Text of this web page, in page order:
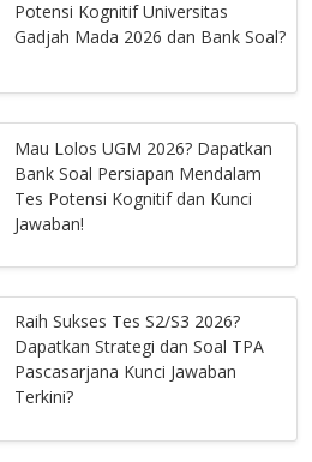
Potensi Kognitif Universitas
Gadjah Mada 2026 dan Bank Soal?
Mau Lolos UGM 2026? Dapatkan
Bank Soal Persiapan Mendalam
Tes Potensi Kognitif dan Kunci
Jawaban!
Raih Sukses Tes S2/S3 2026?
Dapatkan Strategi dan Soal TPA
Pascasarjana Kunci Jawaban
Terkini?